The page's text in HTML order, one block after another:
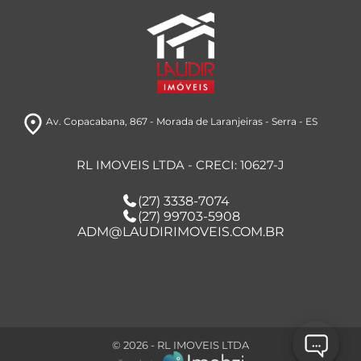
room Av. Copacabana, 867- Morada de Laranjeiras- Serra - ES
RL IMOVEIS LTDA - CRECI: 10627-J
(27) 3338-7074
(27) 99703-5908
ADM@LAUDIRIMOVEIS.COM.BR
© 2026 - RL IMOVEIS LTDA